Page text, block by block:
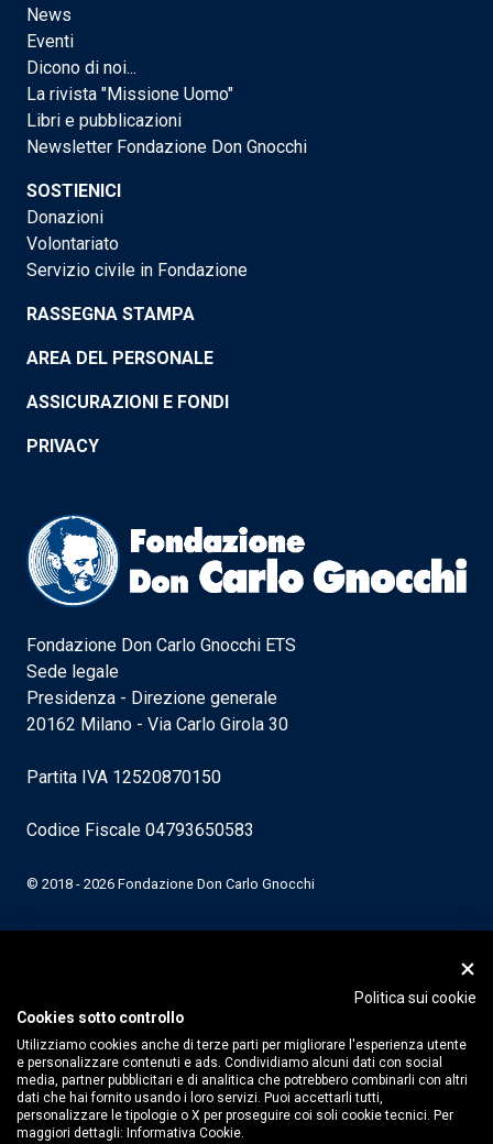
News
Eventi
Dicono di noi...
La rivista "Missione Uomo"
Libri e pubblicazioni
Newsletter Fondazione Don Gnocchi
SOSTIENICI
Donazioni
Volontariato
Servizio civile in Fondazione
RASSEGNA STAMPA
AREA DEL PERSONALE
ASSICURAZIONI E FONDI
PRIVACY
Fondazione Don Carlo Gnocchi ETS
Sede legale
Presidenza - Direzione generale
20162 Milano - Via Carlo Girola 30
Partita IVA 12520870150
Codice Fiscale 04793650583
© 2018 - 2026 Fondazione Don Carlo Gnocchi
Politica sui cookie
Cookies sotto controllo
Utilizziamo cookies anche di terze parti per migliorare l'esperienza utente
e personalizzare contenuti e ads. Condividiamo alcuni dati con social
media, partner pubblicitari e di analitica che potrebbero combinarli con altri
dati che hai fornito usando i loro servizi. Puoi accettarli tutti,
personalizzare le tipologie o X per proseguire coi soli cookie tecnici. Per
maggiori dettagli: Informativa Cookie.